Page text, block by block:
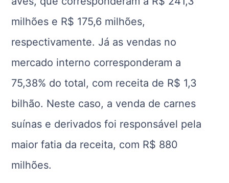
milhões e R$ 175,6 milhões,
respectivamente. Já as vendas no
mercado interno corresponderam a
75,38% do total, com receita de R$ 1,3
bilhão. Neste caso, a venda de carnes
suínas e derivados foi responsável pela
maior fatia da receita, com R$ 880
milhões.